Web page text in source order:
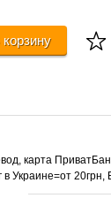
корзину
карта
Украине=от 20грн,